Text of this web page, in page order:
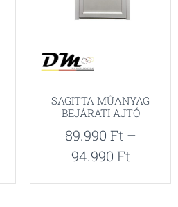
SAGITTA MŰANYAG
BEJÁRATI AJTÓ
89.990 Ft –
94.990 Ft